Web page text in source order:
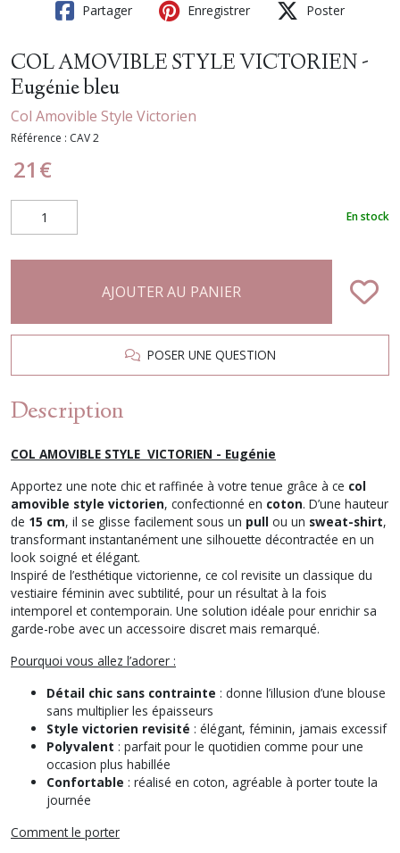
Partager Enregistrer Poster
COL AMOVIBLE STYLE VICTORIEN -
Eugénie bleu
Col Amovible Style Victorien
Référence : CAV 2
21 €
En stock
AJOUTER AU PANIER
POSER UNE QUESTION
Description
COL AMOVIBLE STYLE VICTORIEN - Eugénie
Apportez une note chic et raffinée à votre tenue grâce à ce col
amovible style victorien, confectionné en coton. D’une hauteur
de 15 cm, il se glisse facilement sous un pull ou un sweat-shirt,
transformant instantanément une silhouette décontractée en un
look soigné et élégant.
Inspiré de l’esthétique victorienne, ce col revisite un classique du
vestiaire féminin avec subtilité, pour un résultat à la fois
intemporel et contemporain. Une solution idéale pour enrichir sa
garde-robe avec un accessoire discret mais remarqué.
Pourquoi vous allez l’adorer :
Détail chic sans contrainte : donne l’illusion d’une blouse
sans multiplier les épaisseurs
Style victorien revisité : élégant, féminin, jamais excessif
Polyvalent : parfait pour le quotidien comme pour une
occasion plus habillée
Confortable : réalisé en coton, agréable à porter toute la
journée
Comment le porter